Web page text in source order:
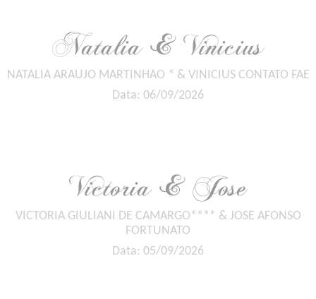
Natalia & Vinicius
NATALIA ARAUJO MARTINHAO * & VINICIUS CONTATO FAE
Data: 06/09/2026
Victoria & Jose
VICTORIA GIULIANI DE CAMARGO**** & JOSE AFONSO
FORTUNATO
Data: 05/09/2026